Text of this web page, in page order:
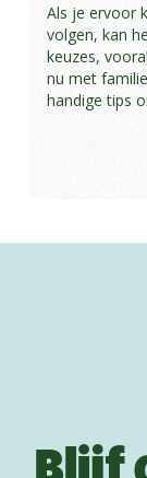
Als je ervoor
volgen, kan
keuzes,
nu met
handige tips
Blijf